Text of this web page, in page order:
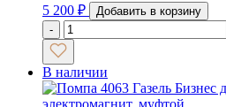
5 200 ₽
Добавить в корзину
-
В наличии